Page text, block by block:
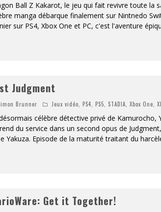
Ball Z Kakarot, le jeu qui fait revivre toute la
manga débarque finalement sur Nintnedo
sur PS4, Xbox One et PC, c'est l'aventure
Judgment
Brunner Jeux vidéo ,PS4 ,PS5 STADIA ,Xbox One ,
célèbre détective privé de Kamurocho,
du service dans un second opus de
Yakuza. Episode de la maturité traitant du
Get it Together!